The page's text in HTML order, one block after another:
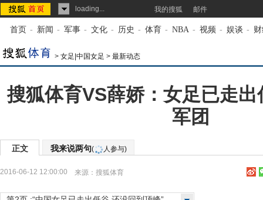
loading... 我的搜狐 邮件
首页 - 新闻 - 军事 - 文化 - 历史 - 体育 - NBA - 视频 - 娱谈 -
> 女足|中国女足 > 最新动态
搜狐体育VS薛娇：女足已走
军团
正文 我来说两句( 人参与)
2016-06-12 12:00:00 来源： 搜狐体育